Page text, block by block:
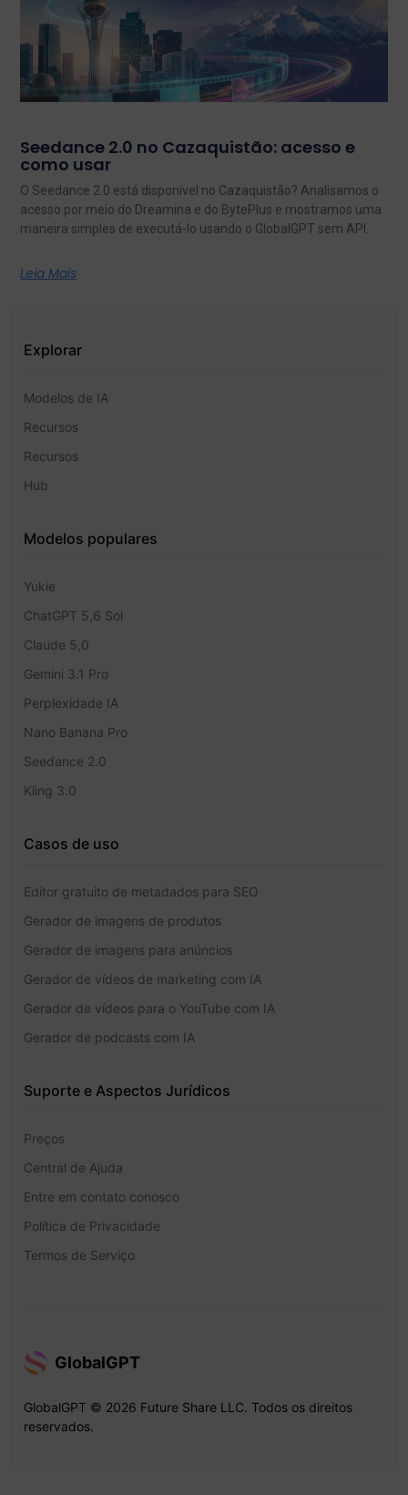
Seedance 2.0 no Cazaquistão: acesso e
como usar
O Seedance 2.0 está disponível no Cazaquistão? Analisamos o
acesso por meio do Dreamina e do BytePlus e mostramos uma
maneira simples de executá-lo usando o GlobalGPT sem API.
Leia Mais
Explorar
Modelos de IA
Recursos
Recursos
Hub
Modelos populares
Yukie
ChatGPT 5,6 Sol
Claude 5,0
Gemini 3.1 Pro
Perplexidade IA
Nano Banana Pro
Seedance 2.0
Kling 3.0
Casos de uso
Editor gratuito de metadados para SEO
Gerador de imagens de produtos
Gerador de imagens para anúncios
Gerador de vídeos de marketing com IA
Gerador de vídeos para o YouTube com IA
Gerador de podcasts com IA
Suporte e Aspectos Jurídicos
Preços
Central de Ajuda
Entre em contato conosco
Política de Privacidade
Termos de Serviço
GlobalGPT
GlobalGPT © 2026 Future Share LLC. Todos os direitos
reservados.